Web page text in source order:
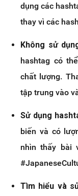
dụng các
thay vì các
Không sử
hashtag có
chất lượng.
tập trung vào
Sử dụng
biến và có
nhìn thấy bài
Tìm hiểu và